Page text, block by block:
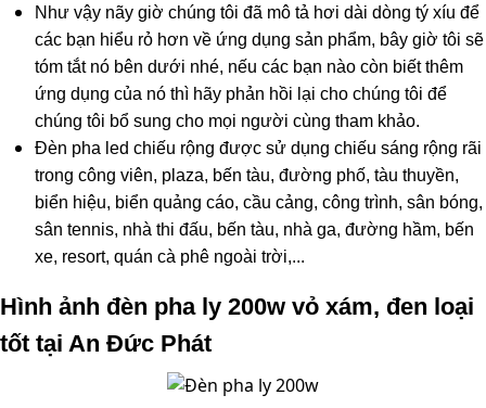
Như vậy nãy giờ chúng tôi đã mô tả hơi dài dòng tý xíu để
các bạn hiểu rỏ hơn về ứng dụng sản phẩm, bây giờ tôi sẽ
tóm tắt nó bên dưới nhé, nếu các bạn nào còn biết thêm
ứng dụng của nó thì hãy phản hồi lại cho chúng tôi để
chúng tôi bổ sung cho mọi người cùng tham khảo.
Đèn pha led chiếu rộng được sử dụng chiếu sáng rộng rãi
trong công viên, plaza, bến tàu, đường phố, tàu thuyền,
biển hiệu, biển quảng cáo, cầu cảng, công trình, sân bóng,
sân tennis, nhà thi đấu, bến tàu, nhà ga, đường hầm, bến
xe, resort, quán cà phê ngoài trời,...
Hình ảnh đèn pha ly 200w vỏ xám, đen loại
tốt tại An Đức Phát